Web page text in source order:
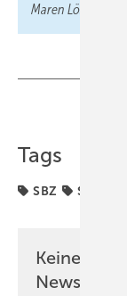
Maren Löschhorn,
Tags
SBZ SHK-
Keine
Newsletter!